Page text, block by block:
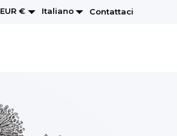
EUR € Italiano Contattaci